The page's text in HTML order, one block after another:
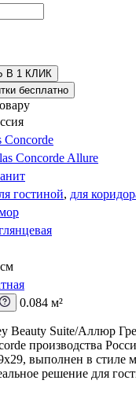
В 1 КЛИК
бесплатно
Concorde
Concorde Allure
гостиной, для
0.084 м²
Beauty Suite/Аллюр
производства
выполнен в стиле
решение для